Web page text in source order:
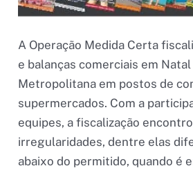
A Operação Medida Certa
e balanças comerciais em
Metropolitana em postos de
supermercados. Com a
equipes, a fiscalização
irregularidades, dentre elas
abaixo do permitido, quando é